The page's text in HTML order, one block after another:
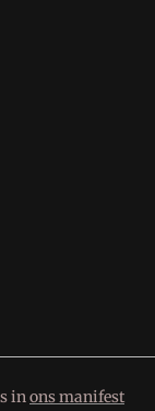
inons manifest